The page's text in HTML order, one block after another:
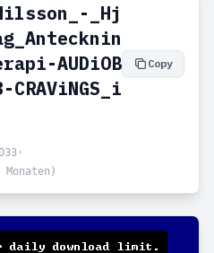
_Hj
AUDiOB
CRAViNGS_i
Copy
•